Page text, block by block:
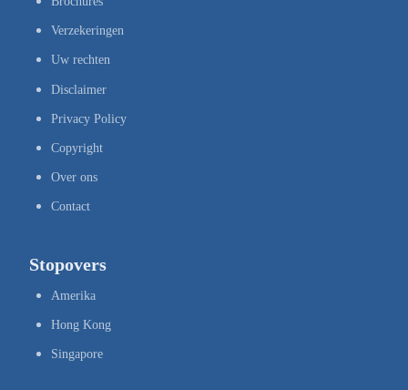
Verzekeringen
Uw rechten
Disclaimer
Privacy Policy
Copyright
Over ons
Contact
Stopovers
Amerika
Hong Kong
Singapore